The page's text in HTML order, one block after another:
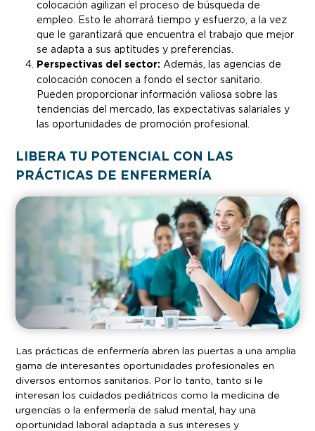
colocación agilizan el proceso de búsqueda de
empleo. Esto le ahorrará tiempo y esfuerzo, a la vez
que le garantizará que encuentra el trabajo que mejor
se adapta a sus aptitudes y preferencias.
Perspectivas del sector: Además, las agencias de
colocación conocen a fondo el sector sanitario.
Pueden proporcionar información valiosa sobre las
tendencias del mercado, las expectativas salariales y
las oportunidades de promoción profesional.
LIBERA TU POTENCIAL CON LAS
PRÁCTICAS DE ENFERMERÍA
Las prácticas de enfermería abren las puertas a una amplia
gama de interesantes oportunidades profesionales en
diversos entornos sanitarios. Por lo tanto, tanto si le
interesan los cuidados pediátricos como la medicina de
urgencias o la enfermería de salud mental, hay una
oportunidad laboral adaptada a sus intereses y